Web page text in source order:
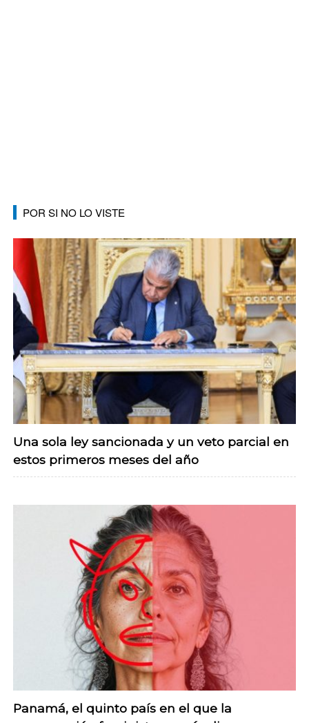
POR SI NO LO VISTE
Una sola ley sancionada y un veto parcial en
estos primeros meses del año
Panamá, el quinto país en el que la